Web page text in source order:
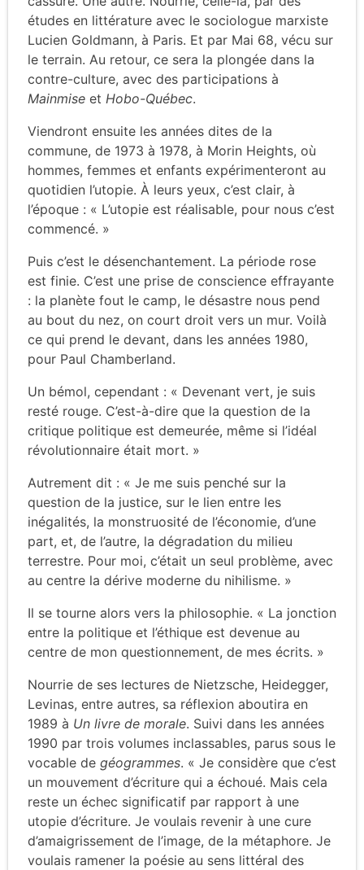
études en littérature avec le sociologue marxiste
Lucien Goldmann, à Paris. Et par Mai 68, vécu sur
le terrain. Au retour, ce sera la plongée dans la
contre-culture, avec des participations à
Mainmise et Hobo-Québec.
Viendront ensuite les années dites de la
commune, de 1973 à 1978, à Morin Heights, où
hommes, femmes et enfants expérimenteront au
quotidien l’utopie. À leurs yeux, c’est clair, à
l’époque : « L’utopie est réalisable, pour nous c’est
commencé. »
Puis c’est le désenchantement. La période rose
est finie. C’est une prise de conscience effrayante
: la planète fout le camp, le désastre nous pend
au bout du nez, on court droit vers un mur. Voilà
ce qui prend le devant, dans les années 1980,
pour Paul Chamberland.
Un bémol, cependant : « Devenant vert, je suis
resté rouge. C’est-à-dire que la question de la
critique politique est demeurée, même si l’idéal
révolutionnaire était mort. »
Autrement dit : « Je me suis penché sur la
question de la justice, sur le lien entre les
inégalités, la monstruosité de l’économie, d’une
part, et, de l’autre, la dégradation du milieu
terrestre. Pour moi, c’était un seul problème, avec
au centre la dérive moderne du nihilisme. »
Il se tourne alors vers la philosophie. « La jonction
entre la politique et l’éthique est devenue au
centre de mon questionnement, de mes écrits. »
Nourrie de ses lectures de Nietzsche, Heidegger,
Levinas, entre autres, sa réflexion aboutira en
1989 à Un livre de morale. Suivi dans les années
1990 par trois volumes inclassables, parus sous le
vocable de géogrammes. « Je considère que c’est
un mouvement d’écriture qui a échoué. Mais cela
reste un échec significatif par rapport à une
utopie d’écriture. Je voulais revenir à une cure
d’amaigrissement de l’image, de la métaphore. Je
voulais ramener la poésie au sens littéral des